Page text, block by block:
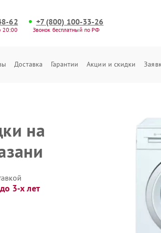
62
20:00
+7 (800) 100-33-26
Звонок бесплатный по РФ
Доставка Гарантии Акции и скидки
на
до 3-х лет